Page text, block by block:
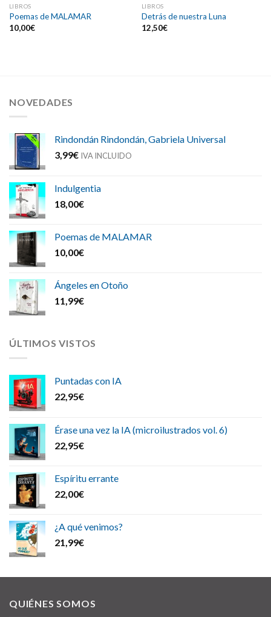
LIBROS
Poemas de MALAMAR
10,00€
LIBROS
Detrás de nuestra Luna
12,50€
NOVEDADES
Rindondán Rindondán, Gabriela Universal
3,99€ IVA INCLUIDO
Indulgentia
18,00€
Poemas de MALAMAR
10,00€
Ángeles en Otoño
11,99€
ÚLTIMOS VISTOS
Puntadas con IA
22,95€
Érase una vez la IA (microilustrados vol. 6)
22,95€
Espíritu errante
22,00€
¿A qué venimos?
21,99€
QUIÉNES SOMOS